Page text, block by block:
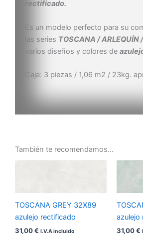
rectificado.
Es un modelo perfecto para su
las series TOSCANA / ARLEQUÍN
varios diseños y colores de
Caja: 3 piezas / 1,06 m2 / 23kg.
También te recomendamos…
TOSCANA GREY 32X89
azulejo rectificado
31,00€ I.V.A incluido
azulejo
31,00€